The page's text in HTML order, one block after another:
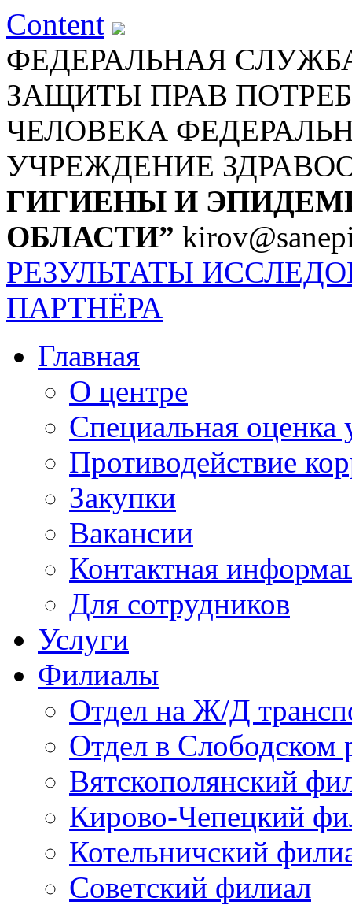
Content
ФЕДЕРАЛЬНАЯ
ЗАЩИТЫ ПРАВ
ЧЕЛОВЕКА
УЧРЕЖДЕНИЕ
ГИГИЕНЫ И
ОБЛАСТИ”
РЕЗУЛЬТАТЫ
ПАРТНЁРА
Главная
О центре
Специальная оценка
Противодействие
Закупки
Вакансии
Контактная
Для сотрудников
Услуги
Филиалы
Отдел на Ж/Д
Отдел в Слободском
Вятскополянский
Кирово-Чепецкий
Котельничский
Советский филиал